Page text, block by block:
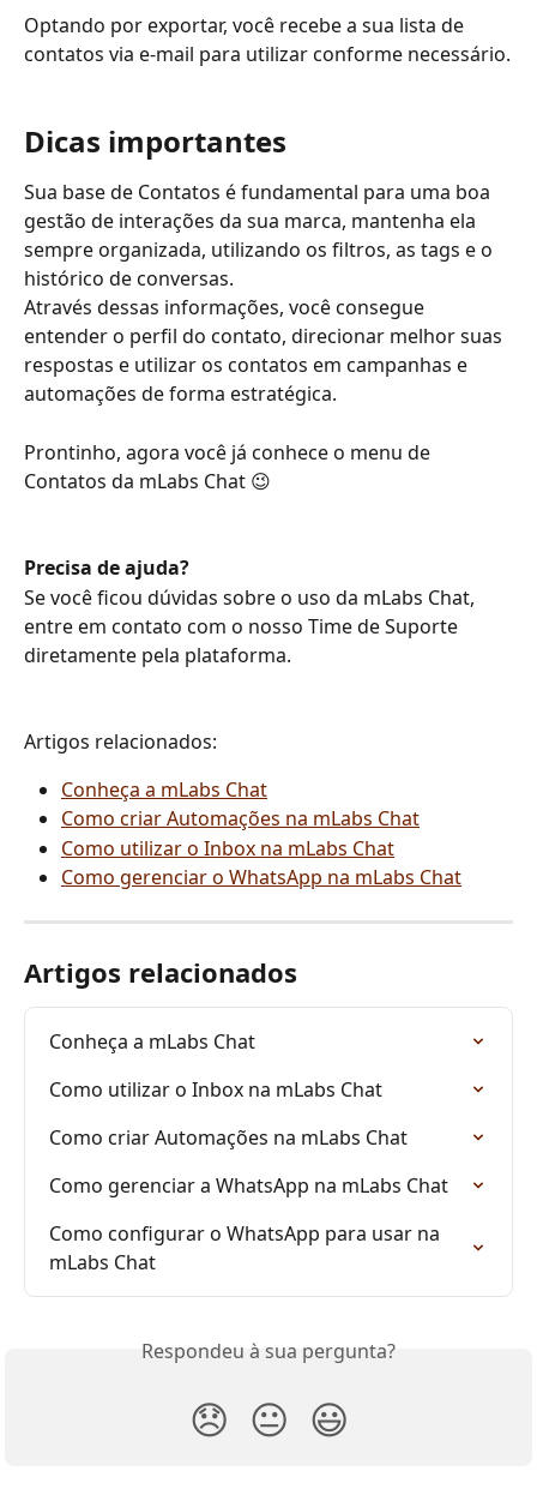
Optando por exportar, você recebe a sua lista de
contatos via e-mail para utilizar conforme necessário.
Dicas importantes
Sua base de Contatos é fundamental para uma boa
gestão de interações da sua marca, mantenha ela
sempre organizada, utilizando os filtros, as tags e o
histórico de conversas.
Através dessas informações, você consegue
entender o perfil do contato, direcionar melhor suas
respostas e utilizar os contatos em campanhas e
automações de forma estratégica.
Prontinho, agora você já conhece o menu de
Contatos da mLabs Chat 😉
Precisa de ajuda?
Se você ficou dúvidas sobre o uso da mLabs Chat,
entre em contato com o nosso Time de Suporte
diretamente pela plataforma.
Artigos relacionados:
Conheça a mLabs Chat
Como criar Automações na mLabs Chat
Como utilizar o Inbox na mLabs Chat
Como gerenciar o WhatsApp na mLabs Chat
Artigos relacionados
Conheça a mLabs Chat
Como utilizar o Inbox na mLabs Chat
Como criar Automações na mLabs Chat
Como gerenciar a WhatsApp na mLabs Chat
Como configurar o WhatsApp para usar na
mLabs Chat
Respondeu à sua pergunta?
😞 😐 😃